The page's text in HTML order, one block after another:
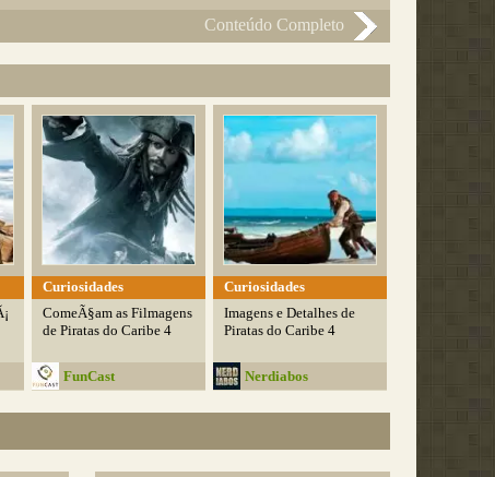
Conteúdo Completo
Curiosidades
ComeÃ§am as Filmagens
de Piratas do Caribe 4
FunCast
Curiosidades
Imagens e Detalhes de
Piratas do Caribe 4
Nerdiabos